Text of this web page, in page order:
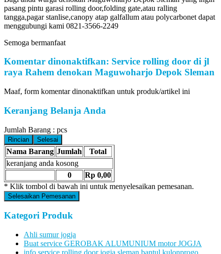
pasang pintu garasi rolling door,folding gate,atau ralling
tangga,pagar stanlise,canopy atap galfallum atau polycarbonet dapat
menggubungi kami 0821-3566-2249
Semoga bermanfaat
Komentar dinonaktifkan: Service rolling door di jl
raya Rahem denokan Maguwoharjo Depok Sleman
Maaf, form komentar dinonaktifkan untuk produk/artikel ini
Keranjang Belanja Anda
Jumlah Barang : pcs
Rincian Selesai
Nama Barang Jumlah Total
0 Rp 0,00
keranjang anda kosong
* Klik tombol di bawah ini untuk menyelesaikan pemesanan.
Selesaikan Pemesanan
Kategori Produk
Ahli sumur jogja
Buat service GEROBAK ALUMUNIUM motor JOGJA
info service rolling door jogja sleman bantul kulonprogo